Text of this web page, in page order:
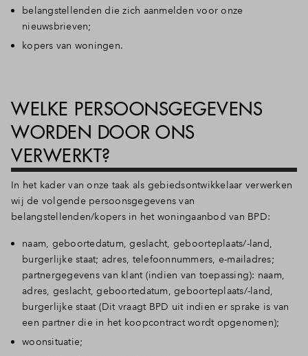
belangstellenden die zich aanmelden voor onze
nieuwsbrieven;
kopers van woningen.
WELKE PERSOONSGEGEVENS
WORDEN DOOR ONS
VERWERKT?
In het kader van onze taak als gebiedsontwikkelaar verwerken
wij de volgende persoonsgegevens van
belangstellenden/kopers in het woningaanbod van BPD:
naam, geboortedatum, geslacht, geboorteplaats/-land,
burgerlijke staat; adres, telefoonnummers, e-mailadres;
partnergegevens van klant (indien van toepassing): naam,
adres, geslacht, geboortedatum, geboorteplaats/-land,
burgerlijke staat (Dit vraagt BPD uit indien er sprake is van
een partner die in het koopcontract wordt opgenomen);
woonsituatie;